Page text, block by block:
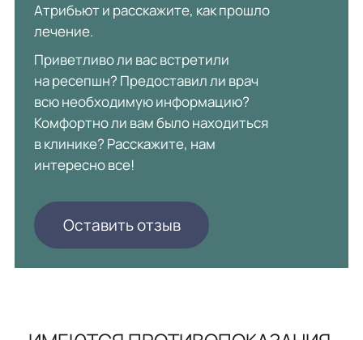
Атрибьют и расскажите, как прошло
лечение.
Приветливо ли вас встретили
на ресепшн? Предоставил ли врач
всю необходимую информацию?
Комфортно ли вам было находиться
в клинике? Расскажите, нам
интересно все!
Оставить отзыв